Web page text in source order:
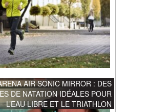
AIR SONIC MIRROR : DES
DE NATATION IDÉALES POUR
L’EAU LIBRE ET LE TRIATHLON